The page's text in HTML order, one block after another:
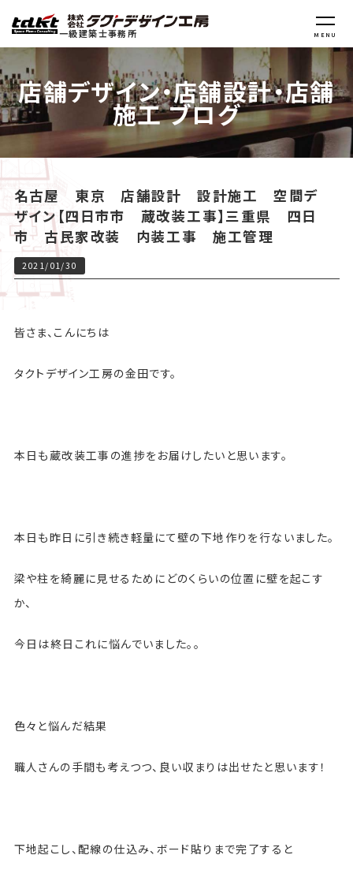
一級建築士事務所 MENU
店舗デザイン・店舗設計・店舗
施工 ブログ
名古屋 東京 店舗設計 設計施工 空間デ
ザイン【四日市市 蔵改装工事】三重県 四日
市 古民家改装 内装工事 施工管理
2021/01/30
皆さま、こんにちは
タクトデザイン工房の金田です。
本日も蔵改装工事の進捗をお届けしたいと思います。
本日も昨日に引き続き軽量にて壁の下地作りを行ないました。
梁や柱を綺麗に見せるためにどのくらいの位置に壁を起こす
か、
今日は終日これに悩んでいました。。
色々と悩んだ結果
職人さんの手間も考えつつ、良い収まりは出せたと思います！
下地起こし、配線の仕込み、ボード貼りまで完了すると